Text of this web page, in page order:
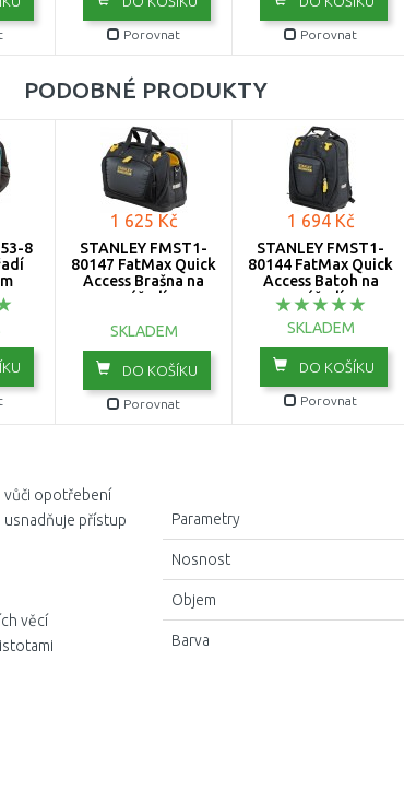
Porovnat Porovnat
PODOBNÉ PRODUKTY
8
1 625 Kč
STANLEY FMST1-
80147 FatMax Quick
Access Brašna na
nářadí
SKLADEM
DO KOŠÍKU
Porovnat
1 694 Kč
STANLEY FMST1-
80144 FatMax Quick
Access Batoh na
nářadí
SKLADEM
DO KOŠÍKU
Porovnat
vůči opotřebení
usnadňuje přístup
věcí
Parametry
Nosnost
Objem
Barva